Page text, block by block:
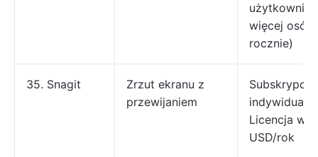
więcej osób
rocznie)
35. Snagit
Zrzut ekranu z
przewijaniem
Subskrypcja
Licencja
USD/rok